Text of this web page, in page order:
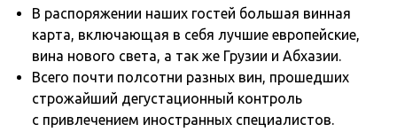
В распоряжении наших гостей большая винная
карта, включающая в себя лучшие европейские,
вина нового света, а так же Грузии и Абхазии.
Всего почти полсотни разных вин, прошедших
строжайший дегустационный контроль
с привлечением иностранных специалистов.